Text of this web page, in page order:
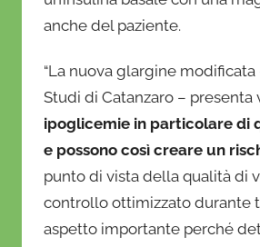
anche del paziente.
“La nuova glargine
Studi di Catanzaro –
ipoglicemie in particolare di
e possono così creare un
punto di vista della qualità di
controllo ottimizzato durante
aspetto importante perché